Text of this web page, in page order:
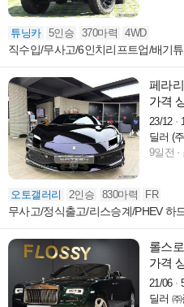
튜닝카 5인승 370마력 4WD
직수입/무사고/6인치리프트업/배기
페라
가격
23/12
딜러 (
9일전
오토갤러리 2인승 830마력 FR
무사고/정식출고/리스승계/PHEV 하
롤스
가격
21/06
딜러